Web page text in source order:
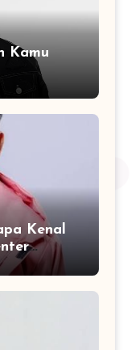
Kamu
Kenal